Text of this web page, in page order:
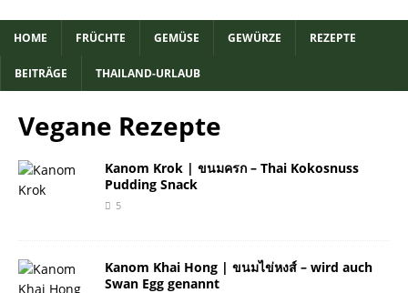
HOME FRÜCHTE GEMÜSE GEWÜRZE REZEPTE
BEITRÄGE THAILAND-URLAUB
Vegane Rezepte
Kanom Krok | ขนมครก – Thai Kokosnuss
Pudding Snack
5
Kanom Khai Hong | ขนมไข่หงส์ – wird auch
Swan Egg genannt